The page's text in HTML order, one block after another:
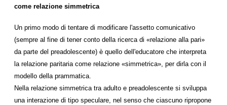
come relazione simmetrica
Un primo modo di tentare di modificare l'assetto comunicativo
(sempre al fine di tener conto della ricerca di «relazione alla pari»
da parte del preadolescente) è quello dell'educatore che interpreta
la relazione paritaria come relazione «simmetrica», per dirla con il
modello della prammatica.
Nella relazione simmetrica tra adulto e preadolescente si sviluppa
una interazione di tipo speculare, nel senso che ciascuno ripropone